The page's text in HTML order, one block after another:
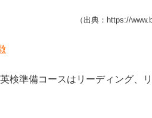
（出典：https://
検準備コースはリーディング、